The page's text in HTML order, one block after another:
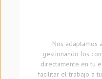
Nos adaptamos
gestionando los
directamente en tu
facilitar el trabajo a